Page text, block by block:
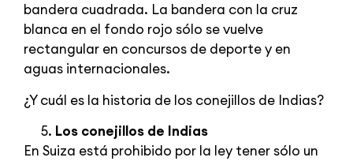
bandera cuadrada. La bandera con la cruz
blanca en el fondo rojo sólo se vuelve
rectangular en concursos de deporte y en
aguas internacionales.
¿Y cuál es la historia de los conejillos de Indias?
Los conejillos de Indias
En Suiza está prohibido por la ley tener sólo un